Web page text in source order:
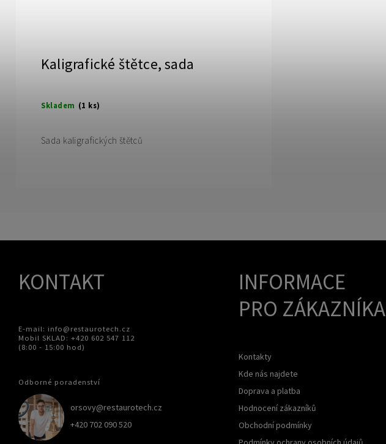
Kaligrafické štětce, sada
Skladem (1 ks)
Sada kaligrafických štětců
KONTAKT
E-mail: info@restaurotech.cz
Mobil SKLAD: +420 602 547 112
(8:00 - 15:00 hod)
Odborné poradenství
orsovy@restaurotech.cz
+420 702 090 520
INFORMACE
PRO ZÁKAZNÍKA
Kontakty
Kde nás najdete
Doprava a platba
Hodnocení zákazníků
Obchodní podmínky